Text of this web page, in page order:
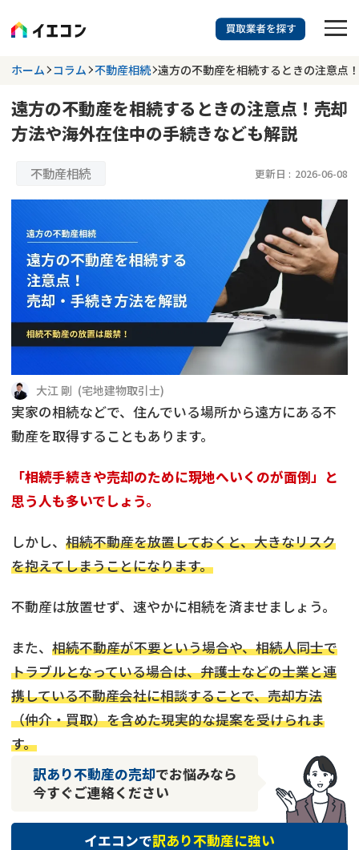
訳あり物件に強い業者を探す
都道府県を選択 相談内容を選択
更新日 :2026年07月31日
相談内容で探す
空き家 事故物件
再建築不可 底地
借地
ゴミ屋敷 任意売却
リースバック
不動産コラム
不動産売却 再建築不可物件
共有持分
訳あり不動産 不動産投資
土地売却 不動産相続
借地
任意売却 空き家
アンケート調査
ホーム コラム 不動産相続 遠方の不動産を相続するときの注意点
遠方の不動産を相続するときの注意点！売却
方法や海外在住中の手続きなども解説
不動産相続 更新日 : 2026-06-08
大江 剛 (宅地建物取引士)
実家の相続などで、住んでいる場所から遠方にある不
動産を取得することもあります。
「相続手続きや売却のために現地へいくのが面倒」と
思う人も多いでしょう。
しかし、 相続不動産を放置しておくと、大きなリスク
を抱えてしまうことになります。
不動産は放置せず、速やかに相続を済ませましょう。
また、 相続不動産が不要という場合や、相続人同士で
トラブルとなっている場合は、弁護士などの士業と連
携している不動産会社に相談することで、売却方法
（仲介・買取）を含めた現実的な提案を受けられま
す。
訳あり不動産の売却でお悩みなら
今すぐご連絡ください
イエコンで訳あり不動産に強い